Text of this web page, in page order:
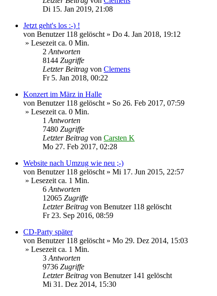
Di 15. Jan 2019, 21:08
Jetzt geht's los :-) !
von Benutzer 118 gelöscht» Do 4. Jan 2018, 19:12
» Lesezeit ca. 0 Min.
2Antworten
8144 Zugriffe
Letzter Beitrag von Clemens
Fr 5. Jan 2018, 00:22
Konzert im März in Halle
von Benutzer 118 gelöscht» So 26. Feb 2017, 07:59
» Lesezeit ca. 0 Min.
1Antworten
7480 Zugriffe
Letzter Beitrag von Carsten K
Mo 27. Feb 2017, 02:28
Website nach Umzug wie neu ;-)
von Benutzer 118 gelöscht» Mi 17. Jun 2015, 22:57
» Lesezeit ca. 1 Min.
6Antworten
12065 Zugriffe
Letzter Beitrag von Benutzer 118 gelöscht
Fr 23. Sep 2016, 08:59
CD-Party später
von Benutzer 118 gelöscht» Mo 29. Dez 2014, 15:03
» Lesezeit ca. 1 Min.
3Antworten
9736 Zugriffe
Letzter Beitrag von Benutzer 141 gelöscht
Mi 31. Dez 2014, 15:30